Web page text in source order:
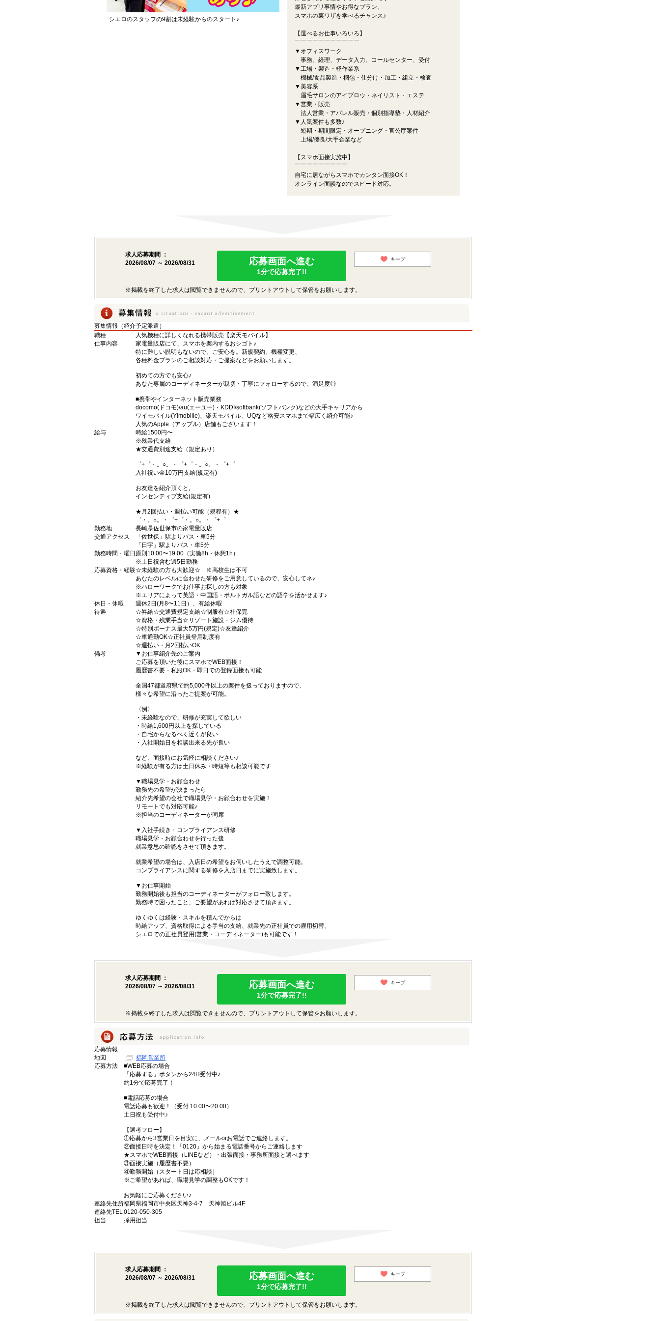
シエロのスタッフの9割は未経験からのスタート♪
最新アプリ事情やお得なプラン、
スマホの裏ワザを学べるチャンス♪
【選べるお仕事いろいろ】
￣￣￣￣￣￣￣￣￣￣￣
▼オフィスワーク
事務、経理、データ入力、コールセンター、受付
▼工場・製造・軽作業系
機械/食品製造・梱包・仕分け・加工・組立・検査
▼美容系
眉毛サロンのアイブロウ・ネイリスト・エステ
▼営業・販売
法人営業・アパレル販売・個別指導塾・人材紹介
▼人気案件も多数♪
短期・期間限定・オープニング・官公庁案件
上場/優良/大手企業など
【スマホ面接実施中】
￣￣￣￣￣￣￣￣￣
自宅に居ながらスマホでカンタン面接OK！
オンライン面談なのでスピード対応。
求人応募期間 ：
2026/08/07 ～ 2026/08/31
応募画面へ進む
1分で応募完了!!
キープ
※掲載を終了した求人は閲覧できませんので、プリントアウトして保管をお願いします。
募集情報（紹介予定派遣）
職種
人気機種に詳しくなれる携帯販売【楽天モバイル】
仕事内容
家電量販店にて、スマホを案内するおシゴト♪
特に難しい説明もないので、ご安心を。新規契約、機種変更、
各種料金プランのご相談対応・ご提案などをお願いします。
初めての方でも安心♪
あなた専属のコーディネーターが親切・丁寧にフォローするので、満足度◎
■携帯やインターネット販売業務
docomo(ドコモ)/au(エーユー)・KDDI/softbank(ソフトバンク)などの大手キャリアから
ワイモバイル(Y!mobille)、楽天モバイル、UQなど格安スマホまで幅広く紹介可能♪
人気のApple（アップル）店舗もございます！
給与
時給1500円〜
※残業代支給
★交通費別途支給（規定あり）
゜+゜・。○。・゜+゜・。○。・゜+゜
入社祝い金10万円支給(規定有)
お友達を紹介頂くと,
インセンティブ支給(規定有)
★月2回払い・週払い可能（規程有）★
゜・。○。・゜+゜・。○。・゜+゜
勤務地
長崎県佐世保市の家電量販店
交通アクセス
「佐世保」駅よりバス・車5分
「日宇」駅よりバス・車5分
勤務時間・曜日 原則10:00〜19:00（実働8h・休憩1h）
※土日祝含む週5日勤務
応募資格・経験☆未経験の方も大歓迎☆ ※高校生は不可
あなたのレベルに合わせた研修をご用意しているので、安心してネ♪
※ハローワークでお仕事お探しの方も対象
※エリアによって英語・中国語・ポルトガル語などの語学を活かせます♪
休日・休暇
週休2日(月8〜11日）、有給休暇
待遇
☆昇給☆交通費規定支給☆制服有☆社保完
☆資格・残業手当☆リゾート施設・ジム優待
☆特別ボーナス最大5万円(規定)☆友達紹介
☆車通勤OK☆正社員登用制度有
☆週払い・月2回払いOK
備考
▼お仕事紹介先のご案内
ご応募を頂いた後にスマホでWEB面接！
履歴書不要・私服OK・即日での登録面接も可能
全国47都道府県で約5,000件以上の案件を扱っておりますので、
様々な希望に沿ったご提案が可能。
〈例〉
・未経験なので、研修が充実して欲しい
・時給1,600円以上を探している
・自宅からなるべく近くが良い
・入社開始日を相談出来る先が良い
など、面接時にお気軽に相談ください♪
※経験が有る方は土日休み・時短等も相談可能です
▼職場見学・お顔合わせ
勤務先の希望が決まったら
紹介先希望の会社で職場見学・お顔合わせを実施！
リモートでも対応可能♪
※担当のコーディネーターが同席
▼入社手続き・コンプライアンス研修
職場見学・お顔合わせを行った後
就業意思の確認をさせて頂きます。
就業希望の場合は、入店日の希望をお伺いしたうえで調整可能。
コンプライアンスに関する研修を入店日までに実施致します。
▼お仕事開始
勤務開始後も担当のコーディネーターがフォロー致します。
勤務時で困ったこと、ご要望があれば対応させて頂きます。
ゆくゆくは経験・スキルを積んでからは
時給アップ、資格取得による手当の支給、就業先の正社員での雇用切替、
シエロでの正社員登用(営業・コーディネーター)も可能です！
求人応募期間 ：
2026/08/07 ～ 2026/08/31
応募画面へ進む
1分で応募完了!!
キープ
※掲載を終了した求人は閲覧できませんので、プリントアウトして保管をお願いします。
応募情報
地図
福岡営業所
応募方法
■WEB応募の場合
「応募する」ボタンから24H受付中♪
約1分で応募完了！
■電話応募の場合
電話応募も歓迎！（受付:10:00〜20:00）
土日祝も受付中♪
【選考フロー】
①応募から3営業日を目安に、メールorお電話でご連絡します。
②面接日時を決定！「0120」から始まる電話番号からご連絡します
★スマホでWEB面接（LINEなど）・出張面接・事務所面接と選べます
③面接実施（履歴書不要）
④勤務開始（スタート日は応相談）
※ご希望があれば、職場見学の調整もOKです！
お気軽にご応募ください♪
連絡先住所福岡県福岡市中央区天神3-4-7 天神旭ビル4F
連絡先TEL0120-050-305
担当
採用担当
求人応募期間 ：
2026/08/07 ～ 2026/08/31
応募画面へ進む
1分で応募完了!!
キープ
※掲載を終了した求人は閲覧できませんので、プリントアウトして保管をお願いします。